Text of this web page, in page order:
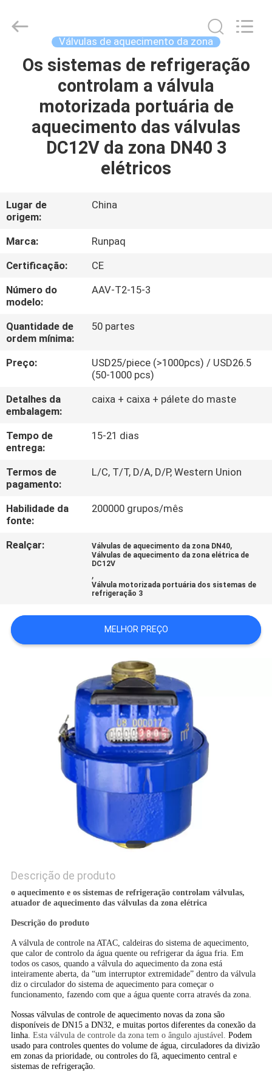
CASA
PRODUTOS
SOBRE
EXCURSÃO
DA
FÁBRICA
CONTROLE
DA
QUALIDADE
CONTACTE-
NOTÍCIA
PEÇA
UMAS
CITAÇÕES
MAPA
PRIVACY
POLICY
Technology
Reserved.
Válvulas de aquecimento da zona
Os sistemas de refrigeração
controlam a válvula
motorizada portuária de
aquecimento das válvulas
DC12V da zona DN40 3
elétricos
Lugar de
origem:
China
Marca:
Runpaq
Certificação:
CE
Número do
modelo:
AAV-T2-15-3
Quantidade de
ordem mínima:
50 partes
Preço:
USD25/piece (>1000pcs) / USD26.5
(50-1000 pcs)
Detalhes da
embalagem:
caixa + caixa + pálete do maste
Tempo de
entrega:
15-21 dias
Termos de
pagamento:
L/C, T/T, D/A, D/P, Western Union
Habilidade da
fonte:
200000 grupos/mês
Realçar: Válvulas de aquecimento da zona DN40,
Válvulas de aquecimento da zona elétrica de
DC12V
,
Válvula motorizada portuária dos sistemas de
refrigeração 3
MELHOR PREÇO
Descrição de produto
o aquecimento e os sistemas de refrigeração controlam válvulas,
atuador de aquecimento das válvulas da zona elétrica
Descrição do produto
A válvula de controle na ATAC, caldeiras do sistema de aquecimento,
que calor de controlo da água quente ou refrigerar da água fria. Em
todos os casos, quando a válvula do aquecimento da zona está
inteiramente aberta, da “um interruptor extremidade” dentro da válvula
diz o circulador do sistema de aquecimento para começar o
funcionamento, fazendo com que a água quente corra através da zona.
Nossas válvulas de controle de aquecimento novas da zona são
disponíveis de DN15 a DN32, e muitas portos diferentes da conexão da
linha. Esta válvula de controle da zona tem o ângulo ajustável. Podem
usado para controles quentes do volume de água, circuladores da divizão
em zonas da prioridade, ou controles do fã, aquecimento central e
sistemas de refrigeração.